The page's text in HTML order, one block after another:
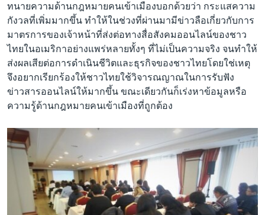
ทนายความด้านกฎหมายคนเข้าเมืองบอกด้วยว่า กระแสความ
กังวลที่เพิ่มมากขึ้น ทำให้ในช่วงที่ผ่านมามีข่าวลือเกี่ยวกับการ
มาตรการของเจ้าหน้าที่ส่งต่อทางสื่อสังคมออนไลน์ของชาว
ไทยในอเมริกาอย่างแพร่หลายทั้งๆ ที่ไม่เป็นความจริง จนทำให้
ส่งผลเสียต่อการดำเนินชีวิตและธุรกิจของชาวไทยโดยใช่เหตุ
จึงอยากเรียกร้องให้ชาวไทยใช้วิจารณญาณในการรับฟัง
ข่าวสารออนไลน์ให้มากขึ้น ขณะเดียวกันก็เร่งหาข้อมูลหรือ
ความรู้ด้านกฎหมายคนเข้าเมืองที่ถูกต้อง